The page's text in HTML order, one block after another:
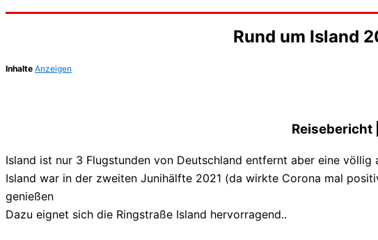
Rund um Island
Inhalte Anzeigen
Reisebericht
Island ist nur 3 Flugstunden von Deutschland entfernt aber eine
Island war in der zweiten Junihälfte 2021 (da wirkte Corona mal
genießen
Dazu eignet sich die Ringstraße Island hervorragend..